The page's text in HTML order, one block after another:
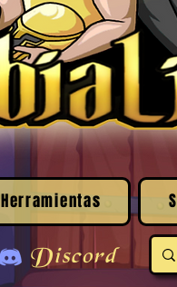
Herramientas
Discord